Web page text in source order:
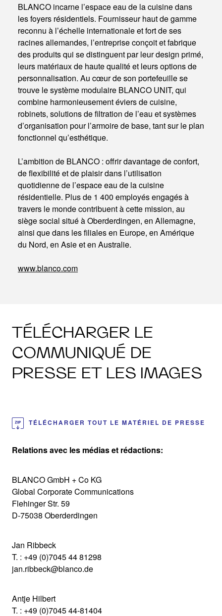
BLANCO incarne l’espace eau de la cuisine dans
les foyers résidentiels. Fournisseur haut de gamme
reconnu à l’échelle internationale et fort de ses
racines allemandes, l’entreprise conçoit et fabrique
des produits qui se distinguent par leur design primé,
leurs matériaux de haute qualité et leurs options de
personnalisation. Au cœur de son portefeuille se
trouve le système modulaire BLANCO UNIT, qui
combine harmonieusement éviers de cuisine,
robinets, solutions de filtration de l’eau et systèmes
d’organisation pour l’armoire de base, tant sur le plan
fonctionnel qu’esthétique.
L’ambition de BLANCO : offrir davantage de confort,
de flexibilité et de plaisir dans l’utilisation
quotidienne de l’espace eau de la cuisine
résidentielle. Plus de 1 400 employés engagés à
travers le monde contribuent à cette mission, au
siège social situé à Oberderdingen, en Allemagne,
ainsi que dans les filiales en Europe, en Amérique
du Nord, en Asie et en Australie.
www.blanco.com
TÉLÉCHARGER LE
COMMUNIQUÉ DE
PRESSE ET LES IMAGES
TÉLÉCHARGER TOUT LE MATÉRIEL DE PRESSE
Relations avec les médias et rédactions:
BLANCO GmbH + Co KG
Global Corporate Communications
Flehinger Str. 59
D-75038 Oberderdingen
Jan Ribbeck
T. : +49 (0)7045 44 81298
jan.ribbeck@blanco.de
Antje Hilbert
T. : +49 (0)7045 44-81404